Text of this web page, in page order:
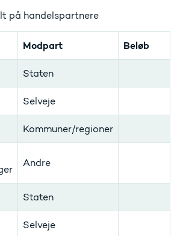
på handelspartnere
Modpart Beløb
Staten
Selveje
Kommuner/regioner
Andre
Staten
Selveje